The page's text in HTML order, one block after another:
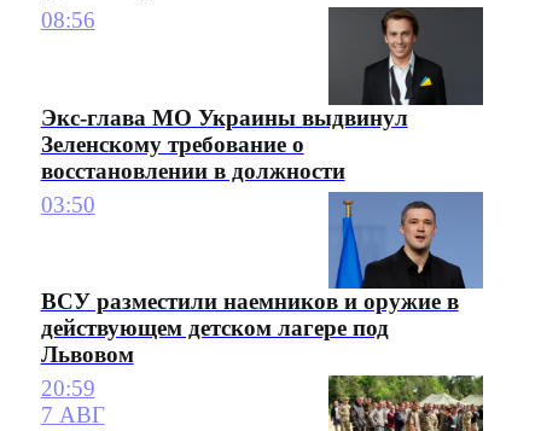
08:56
Экс-глава МО Украины выдвинул
Зеленскому требование о
восстановлении в должности
03:50
ВСУ разместили наемников и оружие в
действующем детском лагере под
Львовом
20:59
7 АВГ